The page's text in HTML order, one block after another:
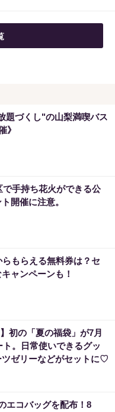
題づくし"の山梨満喫バス
》
で手持ち花火ができる公
開催に注意。
らもらえる無料券は？セ
ャンペーンも！
初の「夏の福袋」が7月
。日常使いできるグッ
ツゼリーなどがセットに♡
エコバッグを配布！8